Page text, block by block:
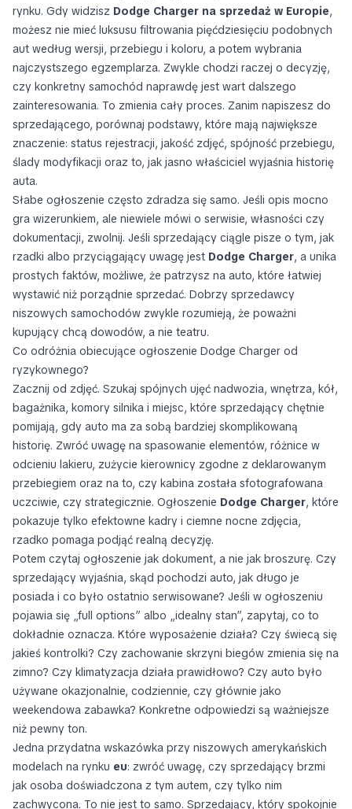
rynku. Gdy widzisz Dodge Charger na sprzedaż w Europie,
możesz nie mieć luksusu filtrowania pięćdziesięciu podobnych
aut według wersji, przebiegu i koloru, a potem wybrania
najczystszego egzemplarza. Zwykle chodzi raczej o decyzję,
czy konkretny samochód naprawdę jest wart dalszego
zainteresowania. To zmienia cały proces. Zanim napiszesz do
sprzedającego, porównaj podstawy, które mają największe
znaczenie: status rejestracji, jakość zdjęć, spójność przebiegu,
ślady modyfikacji oraz to, jak jasno właściciel wyjaśnia historię
auta.
Słabe ogłoszenie często zdradza się samo. Jeśli opis mocno
gra wizerunkiem, ale niewiele mówi o serwisie, własności czy
dokumentacji, zwolnij. Jeśli sprzedający ciągle pisze o tym, jak
rzadki albo przyciągający uwagę jest Dodge Charger, a unika
prostych faktów, możliwe, że patrzysz na auto, które łatwiej
wystawić niż porządnie sprzedać. Dobrzy sprzedawcy
niszowych samochodów zwykle rozumieją, że poważni
kupujący chcą dowodów, a nie teatru.
Co odróżnia obiecujące ogłoszenie Dodge Charger od
ryzykownego?
Zacznij od zdjęć. Szukaj spójnych ujęć nadwozia, wnętrza, kół,
bagażnika, komory silnika i miejsc, które sprzedający chętnie
pomijają, gdy auto ma za sobą bardziej skomplikowaną
historię. Zwróć uwagę na spasowanie elementów, różnice w
odcieniu lakieru, zużycie kierownicy zgodne z deklarowanym
przebiegiem oraz na to, czy kabina została sfotografowana
uczciwie, czy strategicznie. Ogłoszenie Dodge Charger, które
pokazuje tylko efektowne kadry i ciemne nocne zdjęcia,
rzadko pomaga podjąć realną decyzję.
Potem czytaj ogłoszenie jak dokument, a nie jak broszurę. Czy
sprzedający wyjaśnia, skąd pochodzi auto, jak długo je
posiada i co było ostatnio serwisowane? Jeśli w ogłoszeniu
pojawia się „full options” albo „idealny stan”, zapytaj, co to
dokładnie oznacza. Które wyposażenie działa? Czy świecą się
jakieś kontrolki? Czy zachowanie skrzyni biegów zmienia się na
zimno? Czy klimatyzacja działa prawidłowo? Czy auto było
używane okazjonalnie, codziennie, czy głównie jako
weekendowa zabawka? Konkretne odpowiedzi są ważniejsze
niż pewny ton.
Jedna przydatna wskazówka przy niszowych amerykańskich
modelach na rynku eu: zwróć uwagę, czy sprzedający brzmi
jak osoba doświadczona z tym autem, czy tylko nim
zachwycona. To nie jest to samo. Sprzedający, który spokojnie